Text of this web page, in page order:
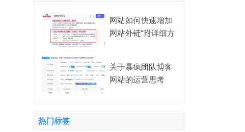
网站如何快速增加
网站外链“附详细方
关于暴疯团队博客
网站的运营思考
热门标签